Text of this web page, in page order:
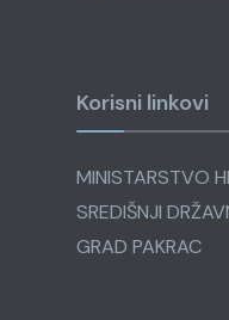
Korisni linkovi
MINISTARSTVO
SREDIŠNJI
GRAD PAKRAC